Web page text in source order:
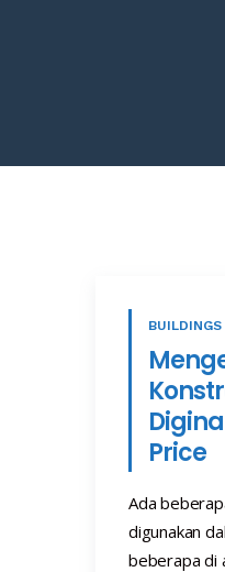
BUILDINGS
Price
Ada
digunakan
beberapa di